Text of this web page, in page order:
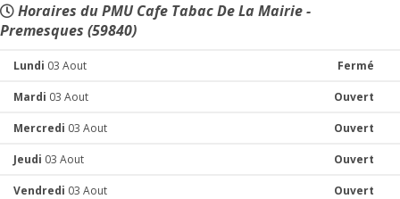
Horaires du PMU Cafe Tabac De La Mairie -
Premesques (59840)
Lundi 03 Aout Fermé
Mardi 03 Aout Ouvert
Mercredi 03 Aout Ouvert
Jeudi 03 Aout Ouvert
Vendredi 03 Aout Ouvert